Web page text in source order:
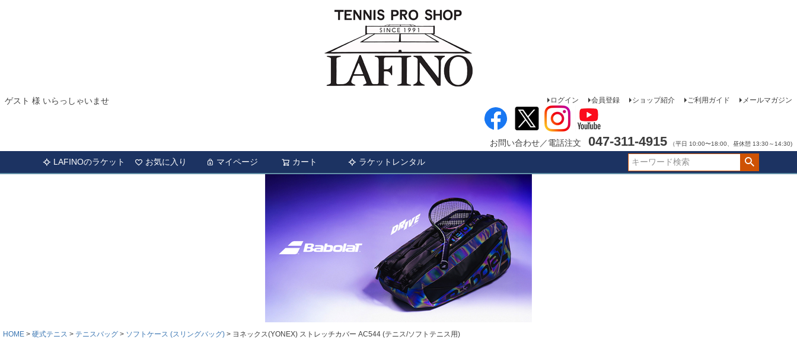
ゲスト 様 いらっしゃいませ ログイン 会員登録 ショップ紹介 ご利用ガイド メールマガジン
お問い合わせ／電話注文 047-311-4915 （平日 10:00〜18:00、昼休憩 13:30～14:30)
LAFINOのラケット お気に入り マイページ カート ラケットレンタル
HOME 硬式テニス テニスバッグ ソフトケース (スリングバッグ) ヨネックス(YONEX) ストレッチカバー AC544 (テニス/ソフトテニス用)